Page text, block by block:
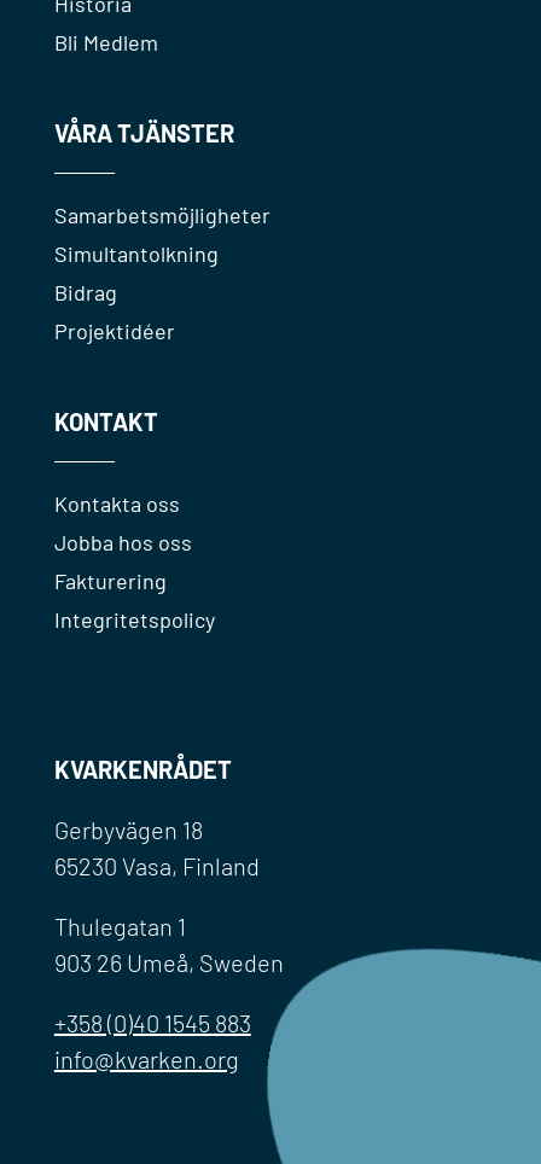
Bli Medlem
VÅRA TJÄNSTER
Samarbetsmöjligheter
Simultantolkning
Bidrag
Projektidéer
KONTAKT
Kontakta oss
Jobba hos oss
Fakturering
Integritetspolicy
KVARKENRÅDET
Gerbyvägen 18
65230 Vasa, Finland
Thulegatan 1
903 26 Umeå, Sweden
+358 (0)40 1545 883
info@kvarken.org